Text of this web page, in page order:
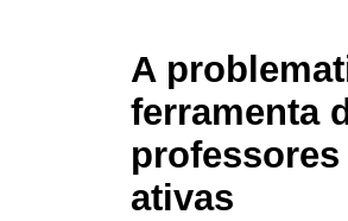
A
ferramenta
ativas